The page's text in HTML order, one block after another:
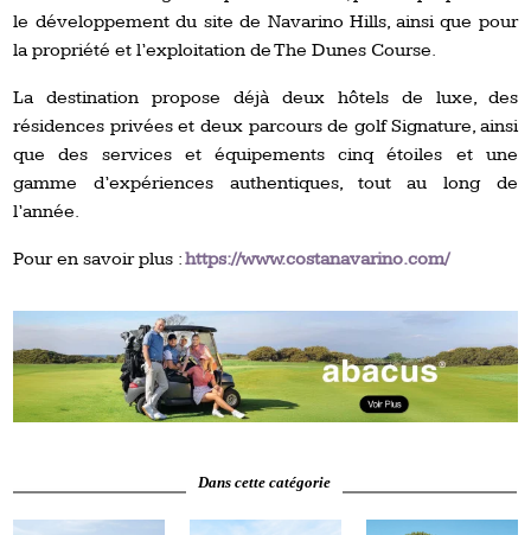
le développement du site de Navarino Hills, ainsi que pour
la propriété et l’exploitation de The Dunes Course.
La destination propose déjà deux hôtels de luxe, des
résidences privées et deux parcours de golf Signature, ainsi
que des services et équipements cinq étoiles et une
gamme d’expériences authentiques, tout au long de
l’année.
Pour en savoir plus :https://www.costanavarino.com/
Dans cette catégorie